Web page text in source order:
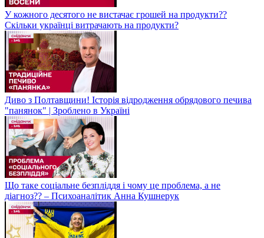
У кожного десятого не вистачає грошей на продукти??
Скільки українці витрачають на продукти?
Диво з Полтавщини! Історія відродження обрядового печива
"панянок" | Зроблено в Україні
Що таке соціальне безпліддя і чому це проблема, а не
діагноз?? – Психоаналітик Анна Кушнерук